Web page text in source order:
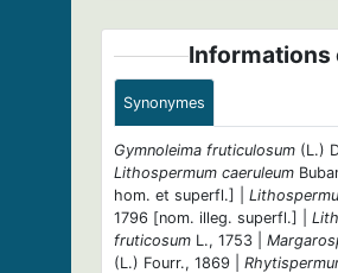
Informations
Synonymes
Gymnoleima fruticulosum (L.)
Lithospermum caeruleum
hom. et superfl.] |
1796 [nom. illeg. superfl.] |
fruticosum L., 1753 |
(L.) Fourr., 1869 |